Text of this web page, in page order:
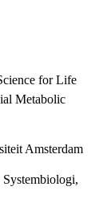
for Life
Metabolic
Amsterdam
Systembiologi,